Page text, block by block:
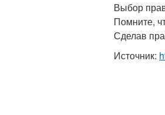
Выбор
Помните,
Сделав
Источник: